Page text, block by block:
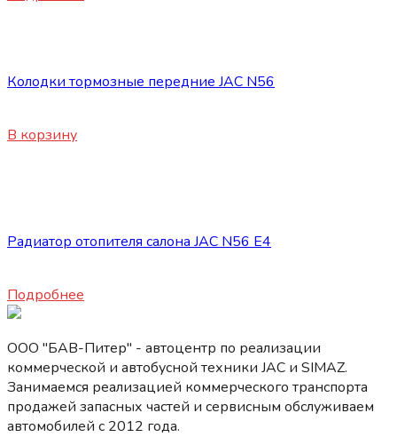
Колодки тормозные передние JAC N56
В корзину
Радиатор отопителя салона JAC N56 E4
Подробнее
ООО "БАВ-Питер" - автоцентр по реализации
коммерческой и автобусной техники JAC и SIMAZ.
Занимаемся реализацией коммерческого транспорта
продажей запасных частей и сервисным обслуживаем
автомобилей c 2012 года.